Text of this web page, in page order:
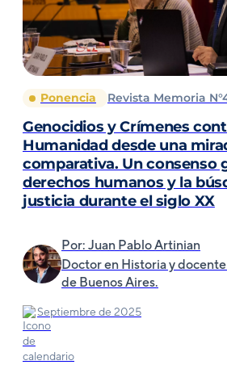
Ponencia Revista Memoria
Genocidios y Crímenes
Humanidad desde una
comparativa. Un consenso
derechos humanos y la
justicia durante el siglo XX
Por: Juan Pablo Artinian
Doctor en Historia y
de Buenos Aires.
Septiembre de 2025